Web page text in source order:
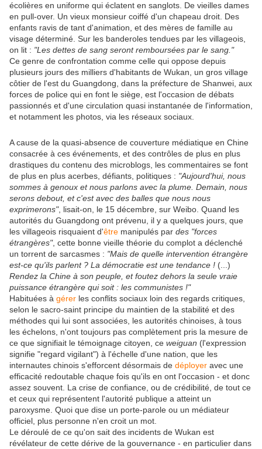
écolières en uniforme qui éclatent en sanglots. De vieilles dames
en pull-over. Un vieux monsieur coiffé d'un chapeau droit. Des
enfants ravis de tant d'animation, et des mères de famille au
visage déterminé. Sur les banderoles tendues par les villageois,
on lit : "Les dettes de sang seront remboursées par le sang."
Ce genre de confrontation comme celle qui oppose depuis
plusieurs jours des milliers d'habitants de Wukan, un gros village
côtier de l'est du Guangdong, dans la préfecture de Shanwei, aux
forces de police qui en font le siège, est l'occasion de débats
passionnés et d'une circulation quasi instantanée de l'information,
et notamment les photos, via les réseaux sociaux.
A cause de la quasi-absence de couverture médiatique en Chine
consacrée à ces événements, et des contrôles de plus en plus
drastiques du contenu des microblogs, les commentaires se font
de plus en plus acerbes, défiants, politiques : "Aujourd'hui, nous
sommes à genoux et nous parlons avec la plume. Demain, nous
serons debout, et c'est avec des balles que nous nous
exprimerons", lisait-on, le 15 décembre, sur Weibo. Quand les
autorités du Guangdong ont prévenu, il y a quelques jours, que
les villageois risquaient d'être manipulés par des "forces
étrangères", cette bonne vieille théorie du complot a déclenché
un torrent de sarcasmes : "Mais de quelle intervention étrangère
est-ce qu'ils parlent ? La démocratie est une tendance ! (...)
Rendez la Chine à son peuple, et foutez dehors la seule vraie
puissance étrangère qui soit : les communistes !"
Habituées à gérer les conflits sociaux loin des regards critiques,
selon le sacro-saint principe du maintien de la stabilité et des
méthodes qui lui sont associées, les autorités chinoises, à tous
les échelons, n'ont toujours pas complètement pris la mesure de
ce que signifiait le témoignage citoyen, ce weiguan (l'expression
signifie "regard vigilant") à l'échelle d'une nation, que les
internautes chinois s'efforcent désormais de déployer avec une
efficacité redoutable chaque fois qu'ils en ont l'occasion - et donc
assez souvent. La crise de confiance, ou de crédibilité, de tout ce
et ceux qui représentent l'autorité publique a atteint un
paroxysme. Quoi que dise un porte-parole ou un médiateur
officiel, plus personne n'en croit un mot.
Le déroulé de ce qu'on sait des incidents de Wukan est
révélateur de cette dérive de la gouvernance - en particulier dans